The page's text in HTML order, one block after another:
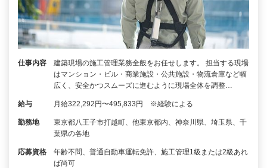
仕事内容
建築現場の施工管理業務全般をお任せします。 担当する現場
はマンション・ビル・商業施設・公共施設・物流倉庫など幅
広く、安全かつスムーズに進むように現場全体を調整…
給与 月給322,292円〜495,833円 ※経験による
勤務地
東京都八王子市打越町、他東京都内、神奈川県、埼玉県、千
葉県の各地
応募資格
年齢不問、普通自動車運転免許、施工管理1級または2級あれ
ば尚可